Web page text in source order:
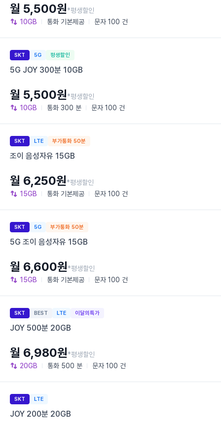
10GB 통화 기본제공 문자 100 건
월 5,500원*평생할인
SKT 5G 평생할인
5G JOY 300분 10GB
10GB 통화 300 분 문자 100 건
월 5,500원*평생할인
SKT LTE 부가통화 50분
조이 음성자유 15GB
15GB 통화 기본제공 문자 100 건
월 6,250원*평생할인
SKT 5G 부가통화 50분
5G 조이 음성자유 15GB
15GB 통화 기본제공 문자 100 건
월 6,600원*평생할인
SKT BEST LTE 이달의특가
JOY 500분 20GB
20GB 통화 500 분 문자 100 건
월 6,980원*평생할인
SKT LTE
JOY 200분 20GB